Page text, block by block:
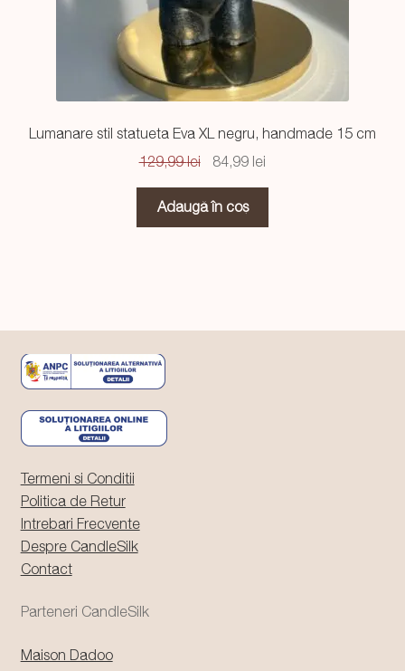
Lumanare stil statueta Eva XL negru, handmade 15 cm
129,99lei
Prețul
a
fost:
84,99 lei
84,99 lei.
Adaugă în coș
Termeni si Conditii
Politica de Retur
Intrebari Frecvente
Despre CandleSilk
Contact
Parteneri CandleSilk
Maison Dadoo